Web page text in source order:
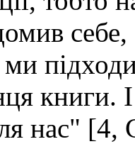
ми
книги.
нас" [4,